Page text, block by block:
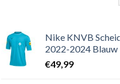
Nike KNVB
2022-2024 Blauw
€49,99